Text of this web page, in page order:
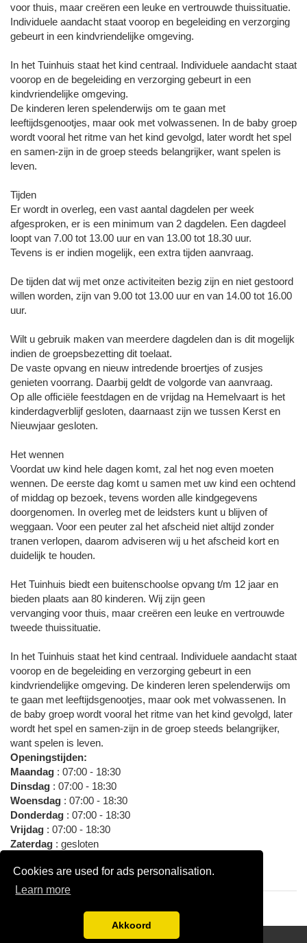
Cookies are used for ads personalisation.
Learn more
Akkoord
voor thuis, maar creëren een leuke en vertrouwde thuissituatie.
Individuele aandacht staat voorop en begeleiding en verzorging
gebeurt in een kindvriendelijke omgeving.
In het Tuinhuis staat het kind centraal. Individuele aandacht staat
voorop en de begeleiding en verzorging gebeurt in een
kindvriendelijke omgeving.
De kinderen leren spelenderwijs om te gaan met
leeftijdsgenootjes, maar ook met volwassenen. In de baby groep
wordt vooral het ritme van het kind gevolgd, later wordt het spel
en samen-zijn in de groep steeds belangrijker, want spelen is
leven.
Tijden
Er wordt in overleg, een vast aantal dagdelen per week
afgesproken, er is een minimum van 2 dagdelen. Een dagdeel
loopt van 7.00 tot 13.00 uur en van 13.00 tot 18.30 uur.
Tevens is er indien mogelijk, een extra tijden aanvraag.
De tijden dat wij met onze activiteiten bezig zijn en niet gestoord
willen worden, zijn van 9.00 tot 13.00 uur en van 14.00 tot 16.00
uur.
Wilt u gebruik maken van meerdere dagdelen dan is dit mogelijk
indien de groepsbezetting dit toelaat.
De vaste opvang en nieuw intredende broertjes of zusjes
genieten voorrang. Daarbij geldt de volgorde van aanvraag.
Op alle officiële feestdagen en de vrijdag na Hemelvaart is het
kinderdagverblijf gesloten, daarnaast zijn we tussen Kerst en
Nieuwjaar gesloten.
Het wennen
Voordat uw kind hele dagen komt, zal het nog even moeten
wennen. De eerste dag komt u samen met uw kind een ochtend
of middag op bezoek, tevens worden alle kindgegevens
doorgenomen. In overleg met de leidsters kunt u blijven of
weggaan. Voor een peuter zal het afscheid niet altijd zonder
tranen verlopen, daarom adviseren wij u het afscheid kort en
duidelijk te houden.
Het Tuinhuis biedt een buitenschoolse opvang t/m 12 jaar en
bieden plaats aan 80 kinderen. Wij zijn geen
vervanging voor thuis, maar creëren een leuke en vertrouwde
tweede thuissituatie.
In het Tuinhuis staat het kind centraal. Individuele aandacht staat
voorop en de begeleiding en verzorging gebeurt in een
kindvriendelijke omgeving. De kinderen leren spelenderwijs om
te gaan met leeftijdsgenootjes, maar ook met volwassenen. In
de baby groep wordt vooral het ritme van het kind gevolgd, later
wordt het spel en samen-zijn in de groep steeds belangrijker,
want spelen is leven.
Openingstijden:
Maandag : 07:00 - 18:30
Dinsdag : 07:00 - 18:30
Woensdag : 07:00 - 18:30
Donderdag : 07:00 - 18:30
Vrijdag : 07:00 - 18:30
Zaterdag : gesloten
Gastouderopvang